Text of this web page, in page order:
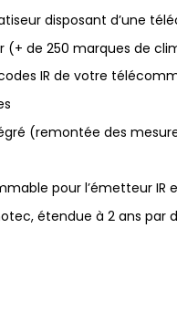
disposant d’une
(+ de 250 marques de
IR de votre
(remontée des
pour l’émetteur IR
étendue à 2 ans par